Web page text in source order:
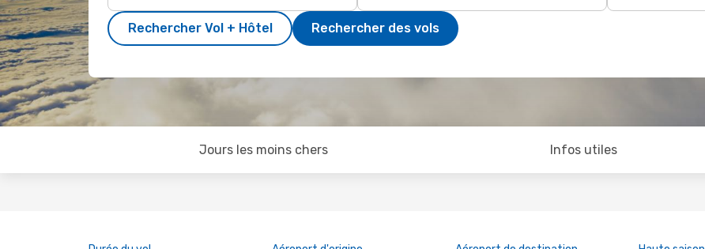
Rechercher Vol + Hôtel Rechercher des vols
Jours les moins chers Infos utiles